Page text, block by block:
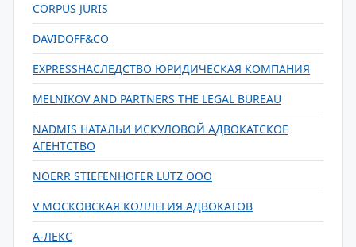
CORPUS JURIS
DAVIDOFF&CO
EXPRESSНАСЛЕДСТВО ЮРИДИЧЕСКАЯ КОМПАНИЯ
MELNIKOV AND PARTNERS THE LEGAL BUREAU
NADMIS НАТАЛЬИ ИСКУЛОВОЙ АДВОКАТСКОЕ
АГЕНТСТВО
NOERR STIEFENHOFER LUTZ ООО
V МОСКОВСКАЯ КОЛЛЕГИЯ АДВОКАТОВ
А-ЛЕКС